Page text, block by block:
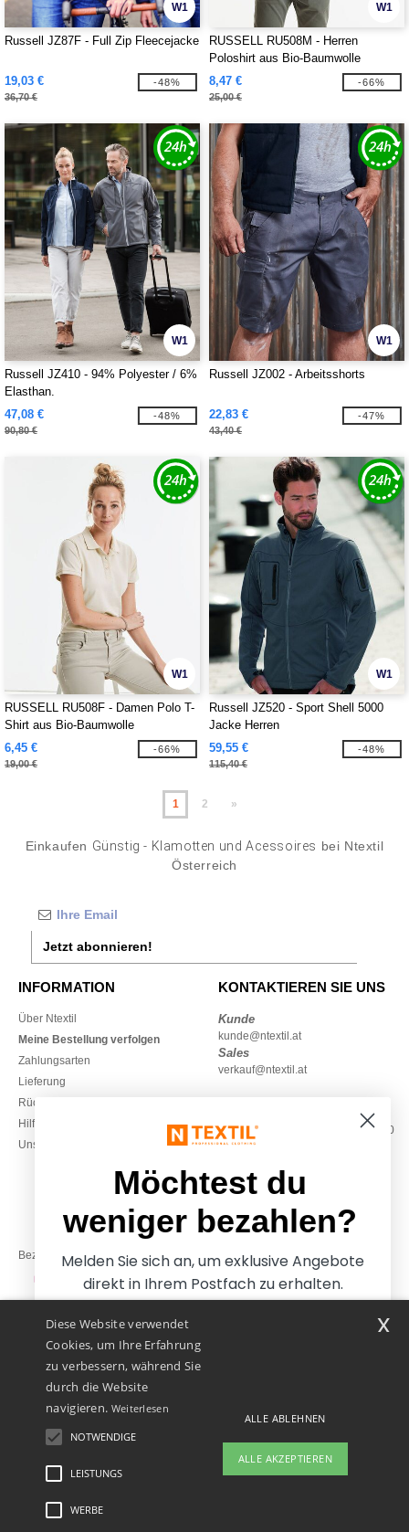
W1
Russell JZ87F - Full Zip Fleecejacke
19,03 €
36,70 €
-48%
W1
RUSSELL RU508M - Herren
Poloshirt aus Bio-Baumwolle
8,47 €
25,00 €
-66%
W1
Russell JZ410 - 94% Polyester / 6%
Elasthan.
47,08 €
90,80 €
-48%
W1
Russell JZ002 - Arbeitsshorts
22,83 €
43,40 €
-47%
W1
RUSSELL RU508F - Damen Polo T-
Shirt aus Bio-Baumwolle
6,45 €
19,00 €
-66%
W1
Russell JZ520 - Sport Shell 5000
Jacke Herren
59,55 €
115,40 €
-48%
1 2 »
Einkaufen Günstig - Klamotten und Acessoires bei Ntextil
Österreich
Jetzt abonnieren!
INFORMATION
Über Ntextil
Meine Bestellung verfolgen
Zahlungsarten
Lieferung
Rückerstattungen / Rückgaben
Hilfe & FAQs
Unsere Engagements
KONTAKTIEREN SIE UNS
Kunde
kunde@ntextil.at
Sales
verkauf@ntextil.at
Montag – Donnerstag: 10:00–13:00
& 14:00–17:30
Freitag: 10:00–14:00
Bezahlung mit
Unsere Paketzusteller
Rechtliche Hinweise
Diese Website verwendet
Cookies, um Ihre Erfahrung
zu verbessern, während Sie
durch die Website
navigieren. Weiterlesen
NOTWENDIGE
LEISTUNGS
WERBE
ALLE ABLEHNEN
ALLE AKZEPTIEREN
x
Möchtest du
weniger bezahlen?
Melden Sie sich an, um exklusive Angebote
direkt in Ihrem Postfach zu erhalten.
Ja, ich möchte weniger
bezahlen
Nein danke, ich möchte mehr bezahlen.